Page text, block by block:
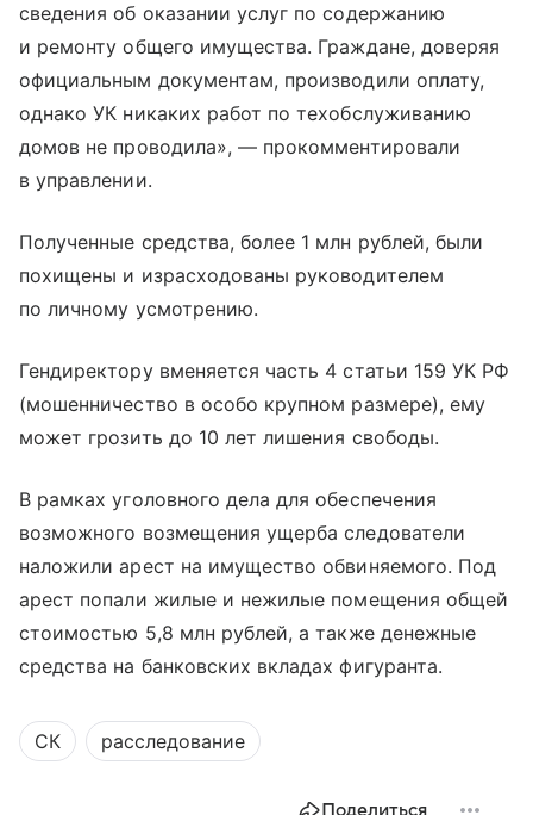
сведения об оказании услуг по содержанию
и ремонту общего имущества. Граждане, доверяя
официальным документам, производили оплату,
однако УК никаких работ по техобслуживанию
домов не проводила», — прокомментировали
в управлении.
Полученные средства, более 1 млн рублей, были
похищены и израсходованы руководителем
по личному усмотрению.
Гендиректору вменяется часть 4 статьи 159 УК РФ
(мошенничество в особо крупном размере), ему
может грозить до 10 лет лишения свободы.
В рамках уголовного дела для обеспечения
возможного возмещения ущерба следователи
наложили арест на имущество обвиняемого. Под
арест попали жилые и нежилые помещения общей
стоимостью 5,8 млн рублей, а также денежные
средства на банковских вкладах фигуранта.
СК расследование